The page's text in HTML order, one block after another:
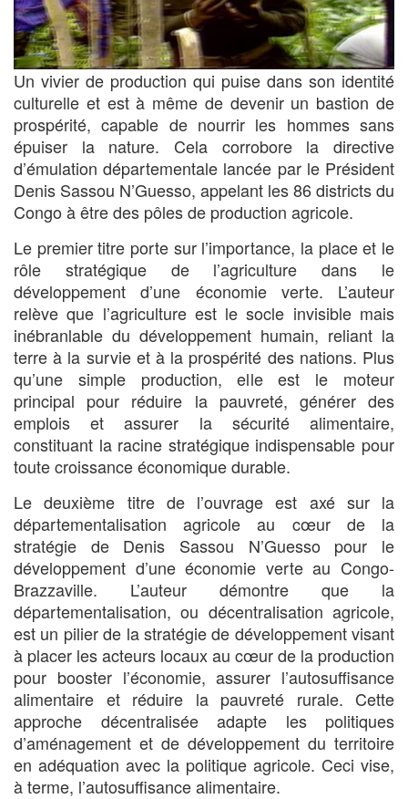
Un vivier de production qui puise dans son identité
culturelle et est à même de devenir un bastion de
prospérité, capable de nourrir les hommes sans
épuiser la nature. Cela corrobore la directive
d’émulation départementale lancée par le Président
Denis Sassou N’Guesso, appelant les 86 districts du
Congo à être des pôles de production agricole.
Le premier titre porte sur l’importance, la place et le
rôle stratégique de l’agriculture dans le
développement d’une économie verte. L’auteur
relève que l’agriculture est le socle invisible mais
inébranlable du développement humain, reliant la
terre à la survie et à la prospérité des nations. Plus
qu’une simple production, elle est le moteur
principal pour réduire la pauvreté, générer des
emplois et assurer la sécurité alimentaire,
constituant la racine stratégique indispensable pour
toute croissance économique durable.
Le deuxième titre de l’ouvrage est axé sur la
départementalisation agricole au cœur de la
stratégie de Denis Sassou N’Guesso pour le
développement d’une économie verte au Congo-
Brazzaville. L’auteur démontre que la
départementalisation, ou décentralisation agricole,
est un pilier de la stratégie de développement visant
à placer les acteurs locaux au cœur de la production
pour booster l’économie, assurer l’autosuffisance
alimentaire et réduire la pauvreté rurale. Cette
approche décentralisée adapte les politiques
d’aménagement et de développement du territoire
en adéquation avec la politique agricole. Ceci vise,
à terme, l’autosuffisance alimentaire.